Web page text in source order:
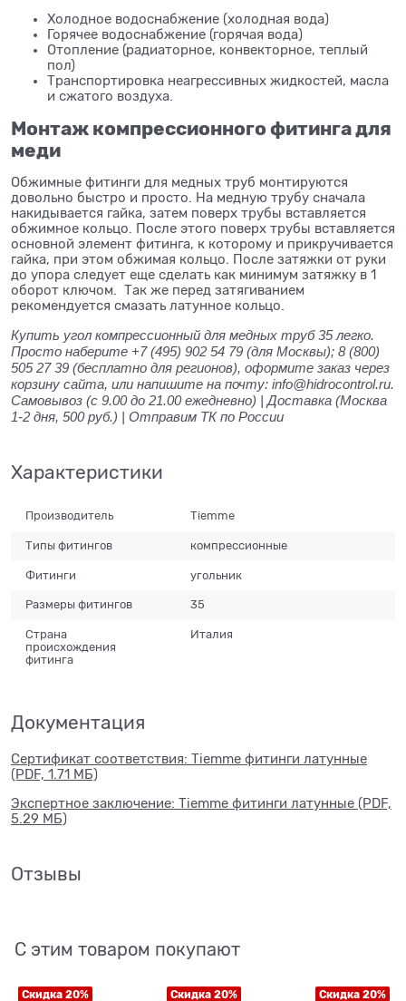
Холодное водоснабжение (холодная вода)
Горячее водоснабжение (горячая вода)
Отопление (радиаторное, конвекторное, теплый
пол)
Транспортировка неагрессивных жидкостей, масла
и сжатого воздуха.
Монтаж компрессионного фитинга для
меди
Обжимные фитинги для медных труб монтируются
довольно быстро и просто. На медную трубу сначала
накидывается гайка, затем поверх трубы вставляется
обжимное кольцо. После этого поверх трубы вставляется
основной элемент фитинга, к которому и прикручивается
гайка, при этом обжимая кольцо. После затяжки от руки
до упора следует еще сделать как минимум затяжку в 1
оборот ключом. Так же перед затягиванием
рекомендуется смазать латунное кольцо.
Купить угол компрессионный для медных труб 35 легко.
Просто наберите +7 (495) 902 54 79 (для Москвы); 8 (800)
505 27 39 (бесплатно для регионов), оформите заказ через
корзину сайта, или напишите на почту: info@hidrocontrol.ru.
Самовывоз (с 9.00 до 21.00 ежедневно) | Доставка (Москва
1-2 дня, 500 руб.) | Отправим ТК по России
Характеристики
Производитель Tiemme
Типы фитингов компрессионные
Фитинги угольник
Размеры фитингов 35
Страна
происхождения
фитинга
Италия
Документация
Сертификат соответствия: Tiemme фитинги латунные
(PDF, 1.71 МБ)
Экспертное заключение: Tiemme фитинги латунные (PDF,
5.29 МБ)
Отзывы
С этим товаром покупают
Скидка 20% Скидка 20% Скидка 20%